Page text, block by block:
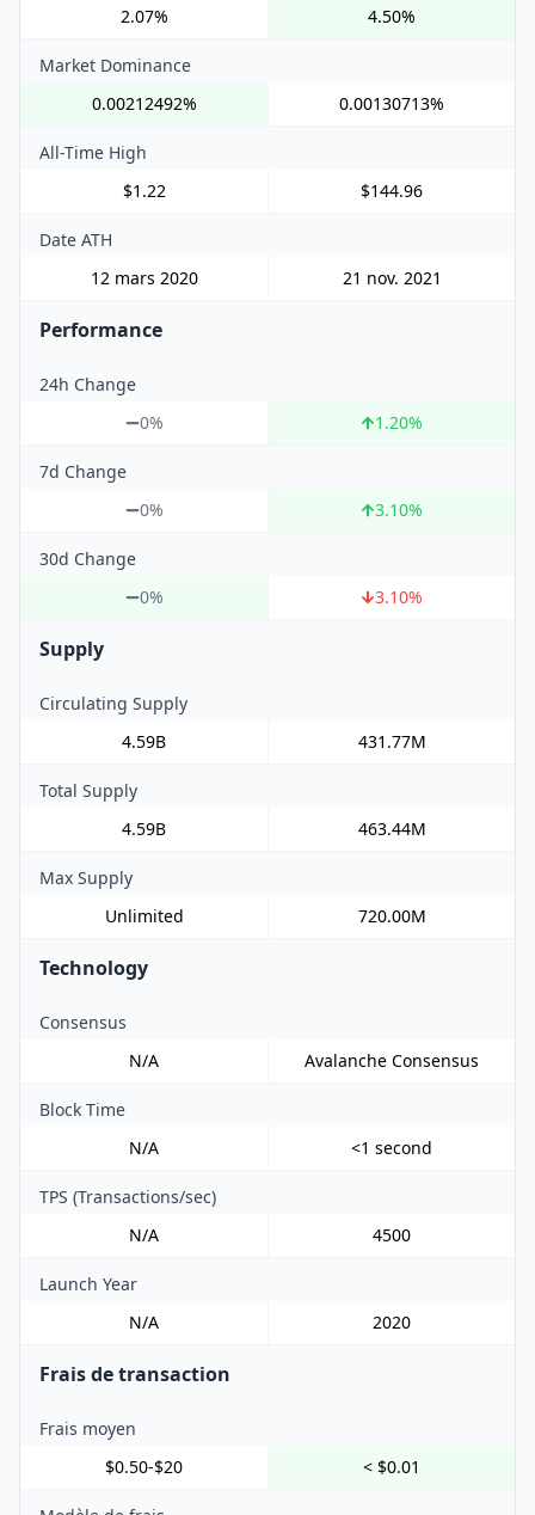
2.07% 4.50%
Market Dominance
0.00212492%
0.00130713%
All-Time High
$1.22
$144.96
Date ATH
12 mars 2020
21 nov. 2021
Performance
24h Change
0%
1.20%
7d Change
0%
3.10%
30d Change
0%
3.10%
Supply
Circulating Supply
4.59B
431.77M
Total Supply
4.59B
463.44M
Max Supply
Unlimited
720.00M
Technology
Consensus
N/A
Avalanche Consensus
Block Time
N/A
<1 second
TPS (Transactions/sec)
N/A
4500
Launch Year
N/A
2020
Frais de transaction
Frais moyen
$0.50-$20
< $0.01